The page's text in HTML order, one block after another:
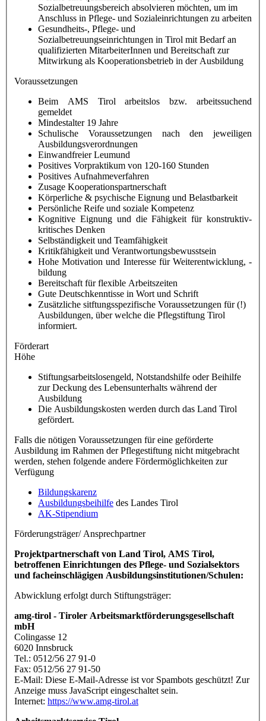
Sozialbetreuungsbereich absolvieren möchten, um im
Anschluss in Pflege- und Sozialeinrichtungen zu arbeiten
Gesundheits-, Pflege- und
Sozialbetreuungseinrichtungen in Tirol mit Bedarf an
qualifizierten MitarbeiterInnen und Bereitschaft zur
Mitwirkung als Kooperationsbetrieb in der Ausbildung
Voraussetzungen
Beim AMS Tirol arbeitslos bzw. arbeitssuchend
gemeldet
Mindestalter 19 Jahre
Schulische Voraussetzungen nach den jeweiligen
Ausbildungsverordnungen
Einwandfreier Leumund
Positives Vorpraktikum von 120-160 Stunden
Positives Aufnahmeverfahren
Zusage Kooperationspartnerschaft
Körperliche & psychische Eignung und Belastbarkeit
Persönliche Reife und soziale Kompetenz
Kognitive Eignung und die Fähigkeit für konstruktiv-
kritisches Denken
Selbständigkeit und Teamfähigkeit
Kritikfähigkeit und Verantwortungsbewusstsein
Hohe Motivation und Interesse für Weiterentwicklung, -
bildung
Bereitschaft für flexible Arbeitszeiten
Gute Deutschkenntisse in Wort und Schrift
Zusätzliche sitftungsspezifische Voraussetzungen für (!)
Ausbildungen, über welche die Pflegstiftung Tirol
informiert.
Förderart
Höhe
Stiftungsarbeitslosengeld, Notstandshilfe oder Beihilfe
zur Deckung des Lebensunterhalts während der
Ausbildung
Die Ausbildungskosten werden durch das Land Tirol
gefördert.
Falls die nötigen Voraussetzungen für eine geförderte
Ausbildung im Rahmen der Pflegestiftung nicht mitgebracht
werden, stehen folgende andere Fördermöglichkeiten zur
Verfügung
Bildungskarenz
Ausbildungsbeihilfe des Landes Tirol
AK-Stipendium
Förderungsträger/ Ansprechpartner
Projektpartnerschaft von Land Tirol, AMS Tirol,
betroffenen Einrichtungen des Pflege- und Sozialsektors
und facheinschlägigen Ausbildungsinstitutionen/Schulen:
Abwicklung erfolgt durch Stiftungsträger:
amg-tirol - Tiroler Arbeitsmarktförderungsgesellschaft
mbH
Colingasse 12
6020 Innsbruck
Tel.: 0512/56 27 91-0
Fax: 0512/56 27 91-50
E-Mail: Diese E-Mail-Adresse ist vor Spambots geschützt! Zur
Anzeige muss JavaScript eingeschaltet sein.
Internet: https://www.amg-tirol.at